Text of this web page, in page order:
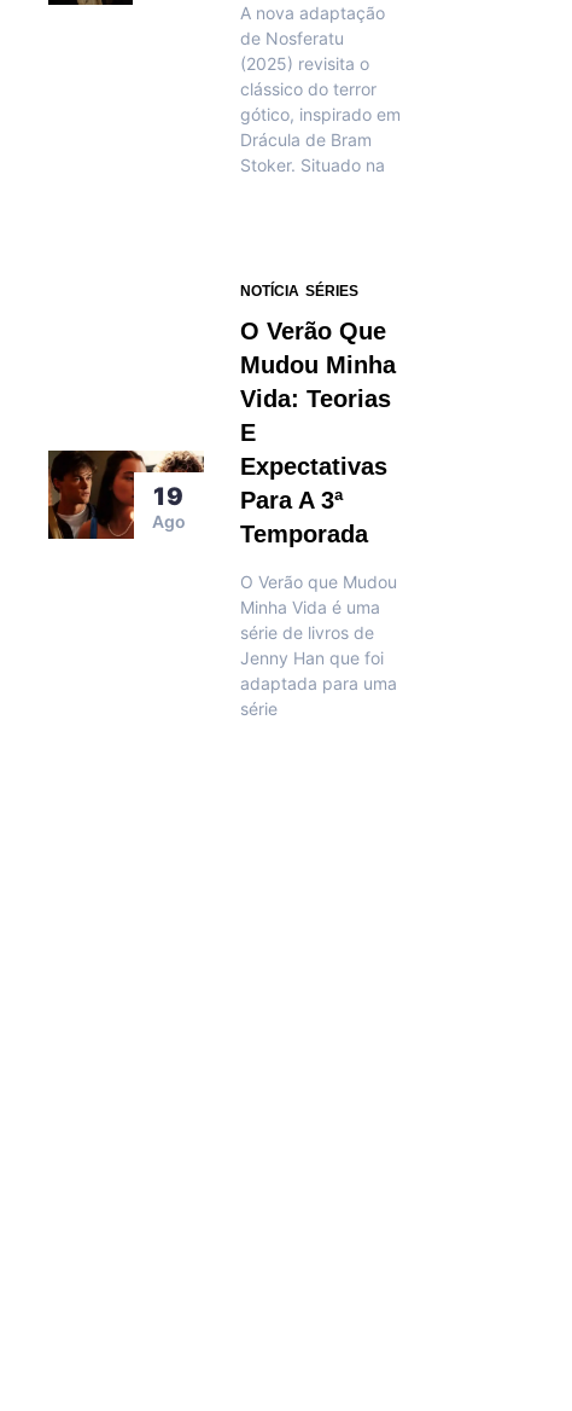
A nova adaptação
de Nosferatu
(2025) revisita o
clássico do terror
gótico, inspirado em
Drácula de Bram
Stoker. Situado na
19
Ago
NOTÍCIA SÉRIES
O Verão Que
Mudou Minha
Vida: Teorias
E
Expectativas
Para A 3ª
Temporada
O Verão que Mudou
Minha Vida é uma
série de livros de
Jenny Han que foi
adaptada para uma
série